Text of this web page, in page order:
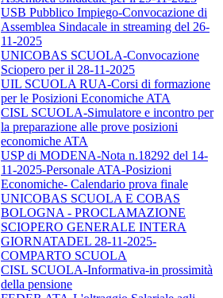
USB Pubblico Impiego-Convocazione di
Assemblea Sindacale in streaming del 26-
11-2025
UNICOBAS SCUOLA-Convocazione
Sciopero per il 28-11-2025
UIL SCUOLA RUA-Corsi di formazione
per le Posizioni Economiche ATA
CISL SCUOLA-Simulatore e incontro per
la preparazione alle prove posizioni
economiche ATA
USP di MODENA-Nota n.18292 del 14-
11-2025-Personale ATA-Posizioni
Economiche- Calendario prova finale
UNICOBAS SCUOLA E COBAS
BOLOGNA - PROCLAMAZIONE
SCIOPERO GENERALE INTERA
GIORNATADEL 28-11-2025-
COMPARTO SCUOLA
CISL SCUOLA-Informativa-in prossimità
della pensione